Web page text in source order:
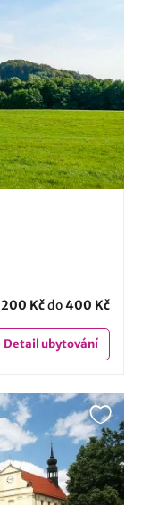
200 Kčdo400 Kč
Detailubytování